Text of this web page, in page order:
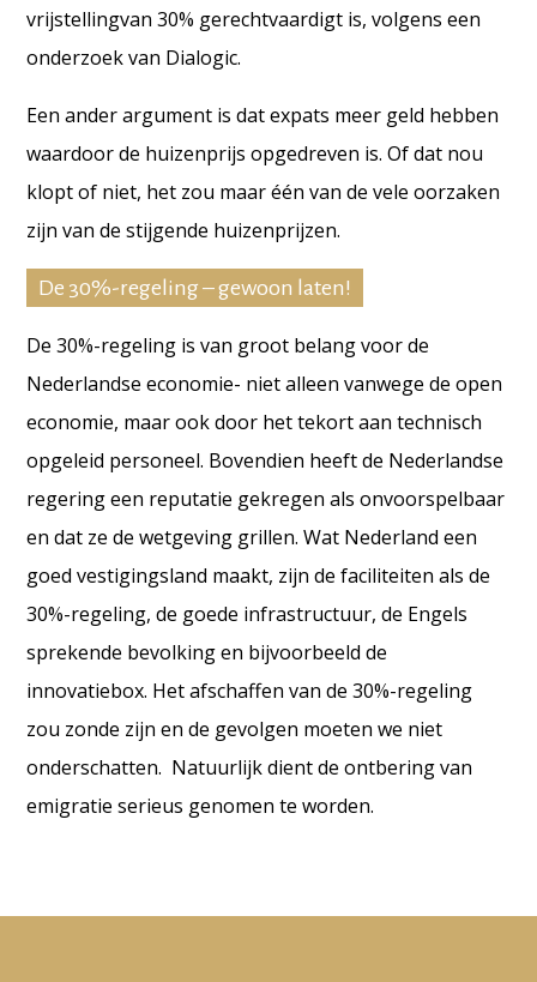
vrijstellingvan 30% gerechtvaardigt is, volgens een
onderzoek van Dialogic.
Een ander argument is dat expats meer geld hebben
waardoor de huizenprijs opgedreven is. Of dat nou
klopt of niet, het zou maar één van de vele oorzaken
zijn van de stijgende huizenprijzen.
De 30%-regeling – gewoon laten!
De 30%-regeling is van groot belang voor de
Nederlandse economie- niet alleen vanwege de open
economie, maar ook door het tekort aan technisch
opgeleid personeel. Bovendien heeft de Nederlandse
regering een reputatie gekregen als onvoorspelbaar
en dat ze de wetgeving grillen. Wat Nederland een
goed vestigingsland maakt, zijn de faciliteiten als de
30%-regeling, de goede infrastructuur, de Engels
sprekende bevolking en bijvoorbeeld de
innovatiebox. Het afschaffen van de 30%-regeling
zou zonde zijn en de gevolgen moeten we niet
onderschatten. Natuurlijk dient de ontbering van
emigratie serieus genomen te worden.